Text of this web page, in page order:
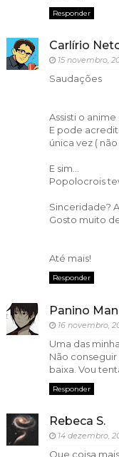
Responder
Carlírio
15 novembro,
Saudações
Assisti o
E pode
única vez (
E sim...
Popolocrois
Sinceridade?
Gosto muito
Até mais!
Responder
Panino
16 novembro,
Uma das
Não conseguir
baixa. Vou
Responder
Rebeca S.
14 dezembro,
Que coisa